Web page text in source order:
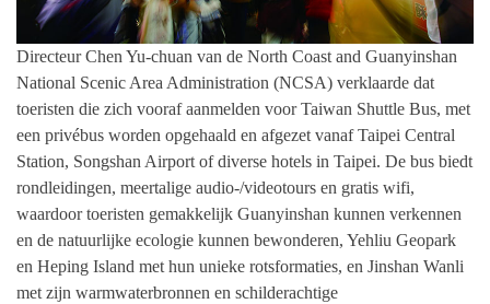
Directeur Chen Yu-chuan van de North Coast and Guanyinshan
National Scenic Area Administration (NCSA) verklaarde dat
toeristen die zich vooraf aanmelden voor Taiwan Shuttle Bus, met
een privébus worden opgehaald en afgezet vanaf Taipei Central
Station, Songshan Airport of diverse hotels in Taipei. De bus biedt
rondleidingen, meertalige audio-/videotours en gratis wifi,
waardoor toeristen gemakkelijk Guanyinshan kunnen verkennen
en de natuurlijke ecologie kunnen bewonderen, Yehliu Geopark
en Heping Island met hun unieke rotsformaties, en Jinshan Wanli
met zijn warmwaterbronnen en schilderachtige